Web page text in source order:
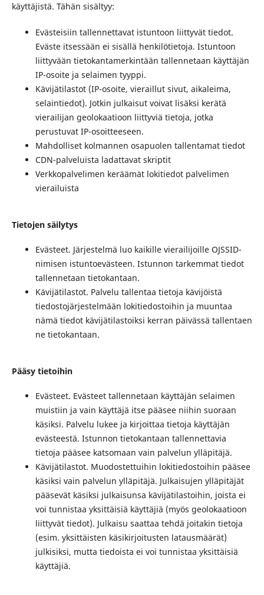
käyttäjistä. Tähän sisältyy:
Evästeisiin tallennettavat istuntoon liittyvät tiedot.
Eväste itsessään ei sisällä henkilötietoja. Istuntoon
liittyvään tietokantamerkintään tallennetaan käyttäjän
IP-osoite ja selaimen tyyppi.
Kävijätilastot (IP-osoite, vieraillut sivut, aikaleima,
selaintiedot). Jotkin julkaisut voivat lisäksi kerätä
vierailijan geolokaatioon liittyviä tietoja, jotka
perustuvat IP-osoitteeseen.
Mahdolliset kolmannen osapuolen tallentamat tiedot
CDN-palveluista ladattavat skriptit
Verkkopalvelimen keräämät lokitiedot palvelimen
vierailuista
Tietojen säilytys
Evästeet. Järjestelmä luo kaikille vierailijoille OJSSID-
nimisen istuntoevästeen. Istunnon tarkemmat tiedot
tallennetaan tietokantaan.
Kävijätilastot. Palvelu tallentaa tietoja kävijöistä
tiedostojärjestelmään lokitiedostoihin ja muuntaa
nämä tiedot kävijätilastoiksi kerran päivässä tallentaen
ne tietokantaan.
Pääsy tietoihin
Evästeet. Evästeet tallennetaan käyttäjän selaimen
muistiin ja vain käyttäjä itse pääsee niihin suoraan
käsiksi. Palvelu lukee ja kirjoittaa tietoja käyttäjän
evästeestä. Istunnon tietokantaan tallennettavia
tietoja pääsee katsomaan vain palvelun ylläpitäjä.
Kävijätilastot. Muodostettuihin lokitiedostoihin pääsee
käsiksi vain palvelun ylläpitäjä. Julkaisujen ylläpitäjät
pääsevät käsiksi julkaisunsa kävijätilastoihin, joista ei
voi tunnistaa yksittäisiä käyttäjiä (myös geolokaatioon
liittyvät tiedot). Julkaisu saattaa tehdä joitakin tietoja
(esim. yksittäisten käsikirjoitusten latausmäärät)
julkisiksi, mutta tiedoista ei voi tunnistaa yksittäisiä
käyttäjiä.